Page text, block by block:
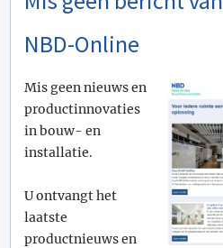
NBD-Online
Mis geen nieuws en
productinnovaties
in bouw- en
installatie.
U ontvangt het
laatste
productnieuws en